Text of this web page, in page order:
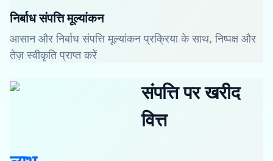
निर्बाध संपत्ति मूल्यांकन
आसान और निर्बाध संपत्ति मूल्यांकन प्रक्रिया के साथ, निष्पक्ष और
तेज़ स्वीकृति प्राप्त करें
संपत्ति पर खरीद
वित्त